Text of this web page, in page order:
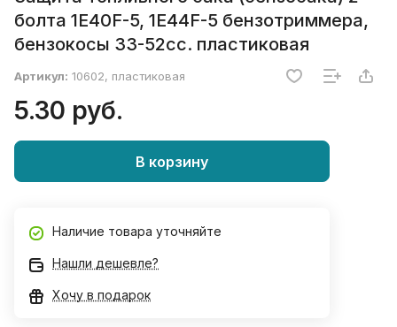
болта 1E40F-5, 1E44F-5 бензотриммера,
бензокосы 33-52сс. пластиковая
Артикул: 10602, пластиковая
5.30 руб.
В корзину
Наличие товара уточняйте
Нашли дешевле?
Хочу в подарок